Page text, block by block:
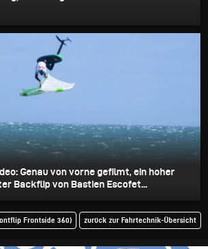
Genau von vorne gefilmt, ein hoher
Backflip von Bastien Escofet...
Frontside 360) zurück zur Fahrtechnik-Übersicht